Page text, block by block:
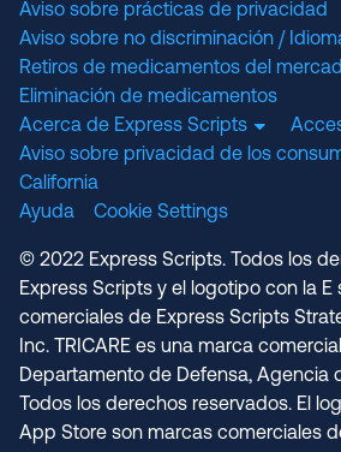
Aviso sobre prácticas de privacidad
Aviso sobre no discriminación /
Retiros de medicamentos del
Eliminación de medicamentos
Acerca de Express Scripts
Aviso sobre privacidad de los
California
Ayuda
Cookie Settings
© 2022 Express Scripts. Todos los
Express Scripts y el logotipo con la E
comerciales de Express Scripts
Inc. TRICARE es una marca
Departamento de Defensa, Agencia
Todos los derechos reservados. El
App Store son marcas comerciales